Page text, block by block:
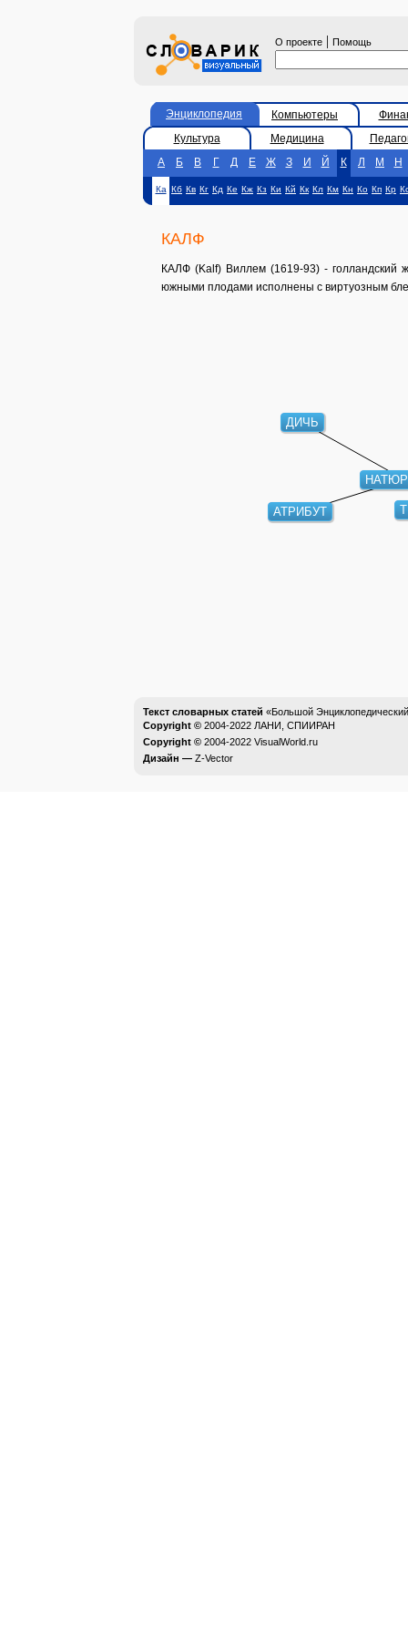
О проекте | Помощь
Энциклопедия Компьютеры
Культура
Медицина
А
Б В Г Д Е Ж З И Й К Л М Н
Ка Кб Кв Кг Кд Ке Кж Кз Ки Кй Кк Кл Км Кн Ко Кп Кр
КАЛФ
КАЛФ (Kalf) Виллем (1619-93) -
южными плодами исполнены с виртуозным
ДИЧЬ
АТРИБУТ
Текст словарных статей «Большой
Copyright © 2004-2022 ЛАНИ, СПИИРАН
Copyright © 2004-2022 VisualWorld.ru
Дизайн — Z-Vector